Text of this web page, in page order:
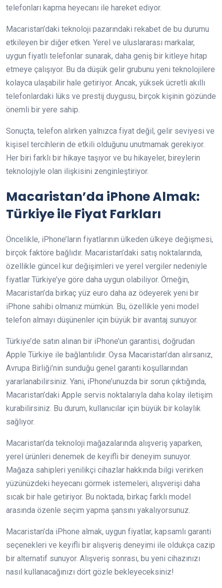
telefonları kapma heyecanı ile hareket ediyor.
Macaristan’daki teknoloji pazarındaki rekabet de bu durumu
etkileyen bir diğer etken. Yerel ve uluslararası markalar,
uygun fiyatlı telefonlar sunarak, daha geniş bir kitleye hitap
etmeye çalışıyor. Bu da düşük gelir grubunu yeni teknolojilere
kolayca ulaşabilir hale getiriyor. Ancak, yüksek ücretli akıllı
telefonlardaki lüks ve prestij duygusu, birçok kişinin gözünde
önemli bir yere sahip.
Sonuçta, telefon alırken yalnızca fiyat değil, gelir seviyesi ve
kişisel tercihlerin de etkili olduğunu unutmamak gerekiyor.
Her biri farklı bir hikaye taşıyor ve bu hikayeler, bireylerin
teknolojiyle olan ilişkisini zenginleştiriyor.
Macaristan’da iPhone Almak:
Türkiye ile Fiyat Farkları
Öncelikle, iPhone’ların fiyatlarının ülkeden ülkeye değişmesi,
birçok faktöre bağlıdır. Macaristan’daki satış noktalarında,
özellikle güncel kur değişimleri ve yerel vergiler nedeniyle
fiyatlar Türkiye’ye göre daha uygun olabiliyor. Örneğin,
Macaristan’da birkaç yüz euro daha az ödeyerek yeni bir
iPhone sahibi olmanız mümkün. Bu, özellikle yeni model
telefon almayı düşünenler için büyük bir avantaj sunuyor.
Türkiye’de satın alınan bir iPhone’un garantisi, doğrudan
Apple Türkiye ile bağlantılıdır. Oysa Macaristan’dan alırsanız,
Avrupa Birliği’nin sunduğu genel garanti koşullarından
yararlanabilirsiniz. Yani, iPhone’unuzda bir sorun çıktığında,
Macaristan’daki Apple servis noktalarıyla daha kolay iletişim
kurabilirsiniz. Bu durum, kullanıcılar için büyük bir kolaylık
sağlıyor.
Macaristan’da teknoloji mağazalarında alışveriş yaparken,
yerel ürünleri denemek de keyifli bir deneyim sunuyor.
Mağaza sahipleri yenilikçi cihazlar hakkında bilgi verirken
yüzünüzdeki heyecanı görmek istemeleri, alışverişi daha
sıcak bir hale getiriyor. Bu noktada, birkaç farklı model
arasında özenle seçim yapma şansını yakalıyorsunuz.
Macaristan’da iPhone almak, uygun fiyatlar, kapsamlı garanti
seçenekleri ve keyifli bir alışveriş deneyimi ile oldukça cazip
bir alternatif sunuyor. Alışveriş sonrası, bu yeni cihazınızı
nasıl kullanacağınızı dört gözle bekleyeceksiniz!